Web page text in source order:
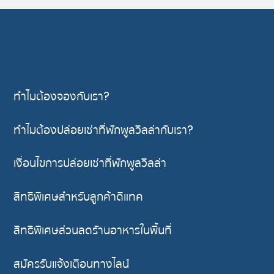
ทำไมต้องจองกับเรา?
ทำไมต้องปล่อยเช่าที่พักพูลวิลล่ากับเรา?
เงื่อนไขการปล่อยเช่าที่พักพูลวิลล่า
สิทธิพิเศษสำหรับลูกค้าดีแทค
สิทธิพิเศษส่วนลดรัานอาหารในพื้นที่
สมัครรับแจ้งเตือนทางไลน์